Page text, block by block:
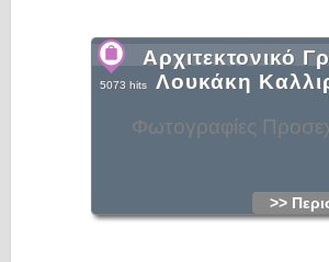
Φωτογραφίες
Αρχιτεκτονικό
Λουκάκη
5073 hits
>>